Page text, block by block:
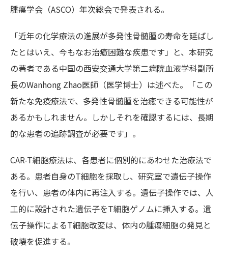
腫瘍学会（ASCO）年次総会で発表される。
「近年の化学療法の進展が多発性骨髄腫の寿命を延ばし
たとはいえ、今もなお治癒困難な疾患です」と、本研究
の著者である中国の西安交通大学第二病院血液学科副所
長のWanhong Zhao医師（医学博士）は述べた。「この
新たな免疫療法で、多発性骨髄腫を治癒できる可能性が
あるかもしれません。しかしそれを確認するには、長期
的な患者の追跡調査が必要です」。
CAR-T細胞療法は、各患者に個別的にあわせた治療法で
ある。患者自身のT細胞を採取し、研究室で遺伝子操作
を行い、患者の体内に再注入する。遺伝子操作では、人
工的に設計された遺伝子をT細胞ゲノムに挿入する。遺
伝子操作によるT細胞改変は、体内の腫瘍細胞の発見と
破壊を促進する。